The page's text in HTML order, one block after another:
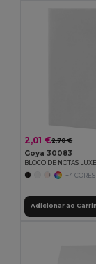
2,01 €2,70 €
Goya 30083
BLOCO DE NOTAS
+4 CORES
Adicionar ao